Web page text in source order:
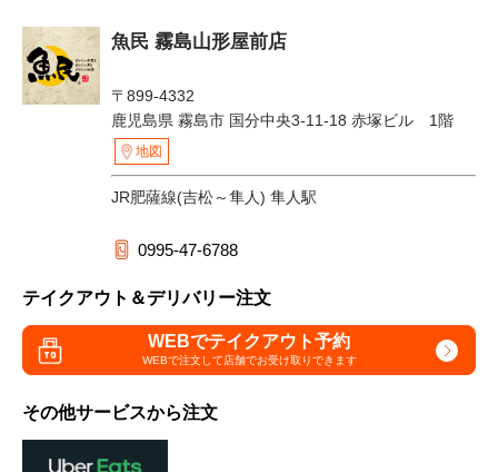
魚民 霧島山形屋前店
〒899-4332
鹿児島県 霧島市 国分中央3-11-18 赤塚ビル 1階
地図
JR肥薩線(吉松～隼人) 隼人駅
0995-47-6788
テイクアウト＆デリバリー注文
WEBでテイクアウト予約
WEBで注文して店舗でお受け取りできます
その他サービスから注文